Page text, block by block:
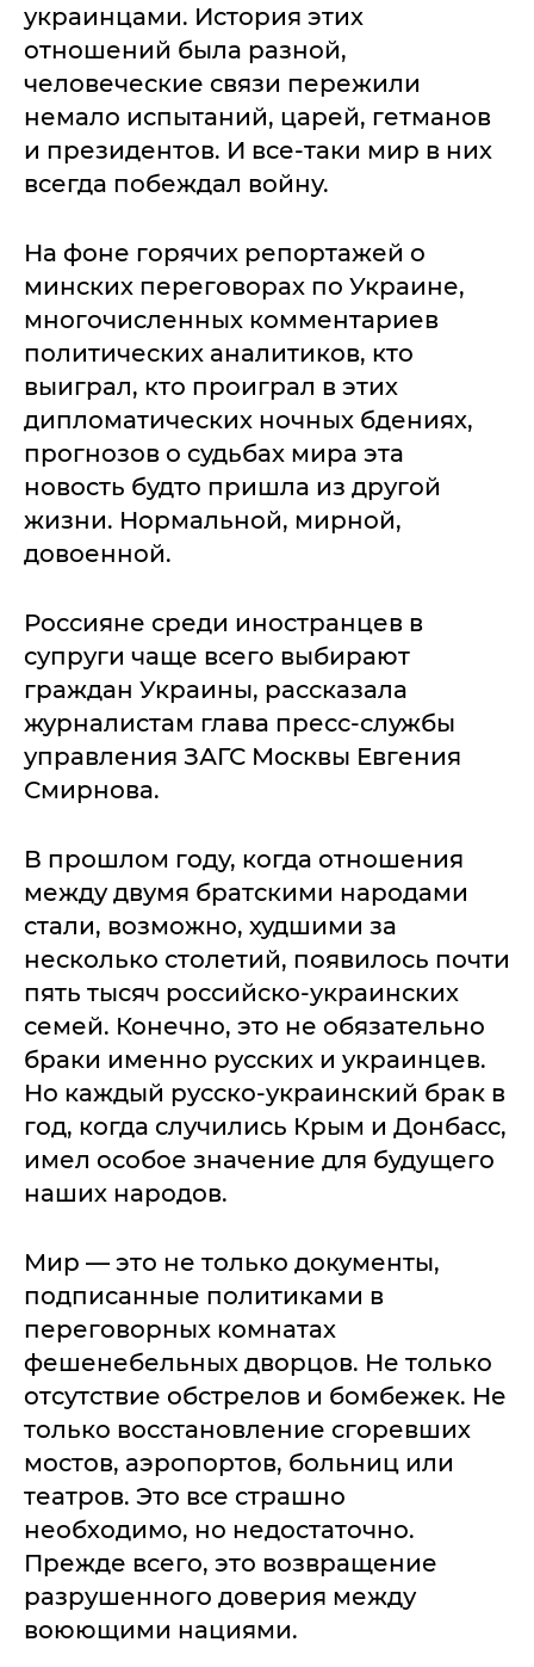
украинцами. История этих
отношений была разной,
человеческие связи пережили
немало испытаний, царей, гетманов
и президентов. И все-таки мир в них
всегда побеждал войну.
На фоне горячих репортажей о
минских переговорах по Украине,
многочисленных комментариев
политических аналитиков, кто
выиграл, кто проиграл в этих
дипломатических ночных бдениях,
прогнозов о судьбах мира эта
новость будто пришла из другой
жизни. Нормальной, мирной,
довоенной.
Россияне среди иностранцев в
супруги чаще всего выбирают
граждан Украины, рассказала
журналистам глава пресс-службы
управления ЗАГС Москвы Евгения
Смирнова.
В прошлом году, когда отношения
между двумя братскими народами
стали, возможно, худшими за
несколько столетий, появилось почти
пять тысяч российско-украинских
семей. Конечно, это не обязательно
браки именно русских и украинцев.
Но каждый русско-украинский брак в
год, когда случились Крым и Донбасс,
имел особое значение для будущего
наших народов.
Мир — это не только документы,
подписанные политиками в
переговорных комнатах
фешенебельных дворцов. Не только
отсутствие обстрелов и бомбежек. Не
только восстановление сгоревших
мостов, аэропортов, больниц или
театров. Это все страшно
необходимо, но недостаточно.
Прежде всего, это возвращение
разрушенного доверия между
воюющими нациями.